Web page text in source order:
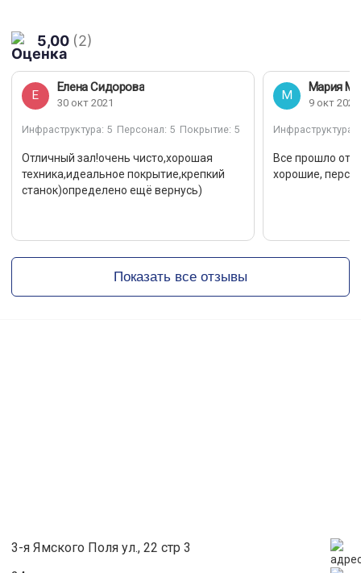
валики для спины, утяжелители всё включено в стоимость.
Предоплата 100%.
Отмена за сутки потеря 50%
Отмена менее суток потеря 100%
Отмена за 2 дня или перенос времени на более удобную
дату в текущем месяце. Бронирование без оплаты стоит
под вопросом, это означает, что время остаётся
свободным и при оплаченном времени другим
арендатором мы можем Снять вашу бронь. Ночное
бронирование осуществляется по согласованию с
администратором.
Действует ограничение по количеству человек до 20
С Уважением Alex Studio
5,00 (2)
Е
Елена Сидорова
30 окт 2021
Инфраструктура: 5 Персонал: 5 Покрытие: 5
Отличный зал!очень чисто,хорошая
техника,идеальное покрытие,крепкий
станок)определено ещё вернусь)
М
Мария
9 окт 2020
Инфраструктура
Все прошло
хорошие,
Показать все отзывы
3-я Ямского Поля ул., 22 стр 3